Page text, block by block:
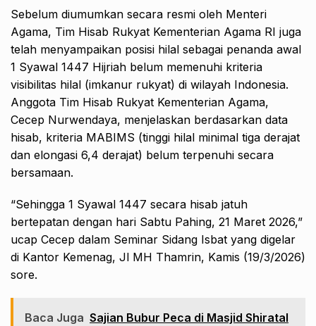
Sebelum diumumkan secara resmi oleh Menteri
Agama, Tim Hisab Rukyat Kementerian Agama RI juga
telah menyampaikan posisi hilal sebagai penanda awal
1 Syawal 1447 Hijriah belum memenuhi kriteria
visibilitas hilal (imkanur rukyat) di wilayah Indonesia.
Anggota Tim Hisab Rukyat Kementerian Agama,
Cecep Nurwendaya, menjelaskan berdasarkan data
hisab, kriteria MABIMS (tinggi hilal minimal tiga derajat
dan elongasi 6,4 derajat) belum terpenuhi secara
bersamaan.
“Sehingga 1 Syawal 1447 secara hisab jatuh
bertepatan dengan hari Sabtu Pahing, 21 Maret 2026,”
ucap Cecep dalam Seminar Sidang Isbat yang digelar
di Kantor Kemenag, Jl MH Thamrin, Kamis (19/3/2026)
sore.
Baca Juga Sajian Bubur Peca di Masjid Shiratal